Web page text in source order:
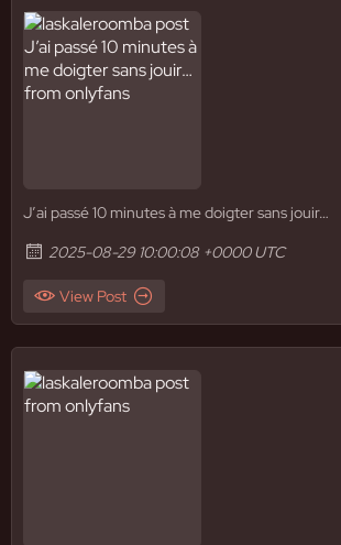
J’ai passé 10 minutes à me doigter sans jouir…
2025-08-29 10:00:08 +0000 UTC
View Post